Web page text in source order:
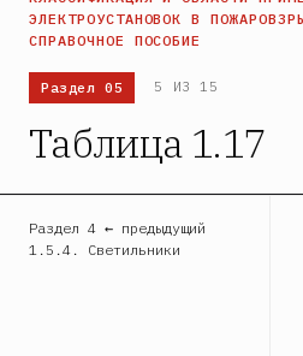
ЭЛЕКТРОУСТАНОВОК В
СПРАВОЧНОЕ ПОСОБИЕ
Раздел 05 5 ИЗ 15
Таблица 1.17
Раздел 4 ← предыдущий
1.5.4. Светильники